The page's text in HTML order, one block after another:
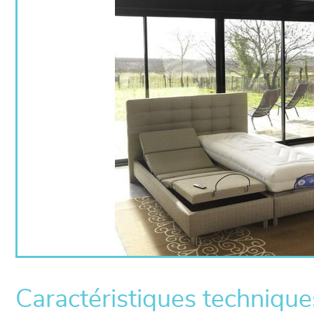
Caractéristiques